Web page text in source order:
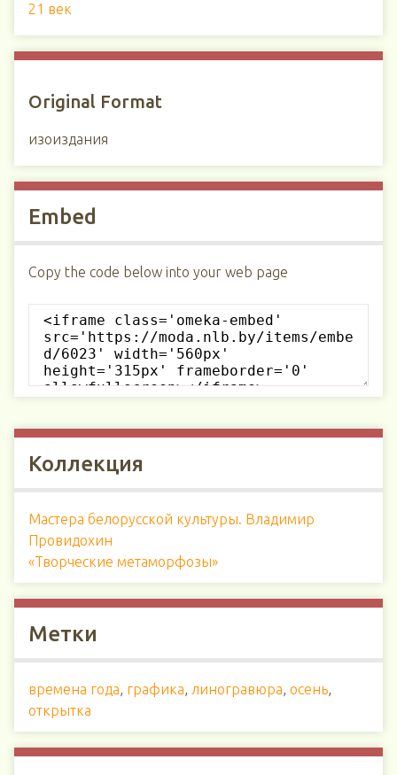
21 век
Original Format
изоиздания
Embed
Copy the code below into your web page
Коллекция
Мастера белорусской культуры. Владимир
Провидохин
«Творческие метаморфозы»
Метки
времена года, графика, линогравюра, осень,
открытка